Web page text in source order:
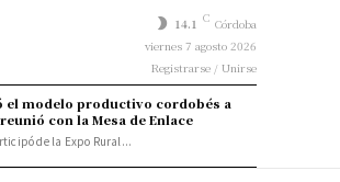
14.1 C Córdoba
viernes 7 agosto 2026
Registrarse / Unirse
el modelo productivo cordobés a
con la Mesa de Enlace
de la Expo Rural...